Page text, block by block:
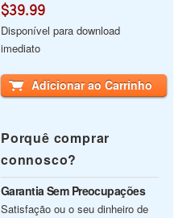
$39.99
Disponível para download
imediato
Adicionar ao Carrinho
Porquê comprar
connosco?
Garantia Sem Preocupações
Satisfação ou o seu dinheiro de